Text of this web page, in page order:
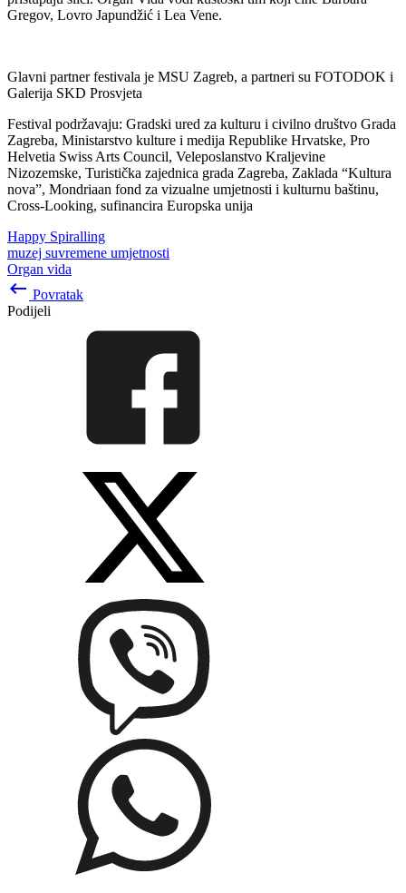
Gregov, Lovro Japundžić i Lea Vene.
Glavni partner festivala je MSU Zagreb, a partneri su FOTODOK i
Galerija SKD Prosvjeta
Festival podržavaju: Gradski ured za kulturu i civilno društvo Grada
Zagreba, Ministarstvo kulture i medija Republike Hrvatske, Pro
Helvetia Swiss Arts Council, Veleposlanstvo Kraljevine
Nizozemske, Turistička zajednica grada Zagreba, Zaklada “Kultura
nova”, Mondriaan fond za vizualne umjetnosti i kulturnu baštinu,
Cross-Looking, sufinancira Europska unija
Happy Spiralling
muzej suvremene umjetnosti
Organ vida
keyboard_backspace Povratak
Podijeli